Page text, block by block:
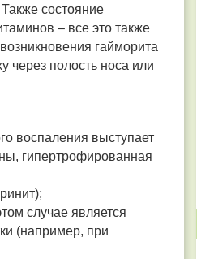
состояние
– все это также
гайморита
через полость носа или
воспаления выступает
гипертрофированная
случае является
(например, при